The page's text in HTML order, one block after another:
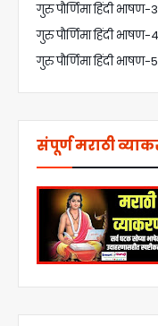
गुरु पौर्णिमा हिंदी भाषण-3
गुरु पौर्णिमा हिंदी भाषण-4
गुरु पौर्णिमा हिंदी भाषण-5
संपूर्ण मराठी